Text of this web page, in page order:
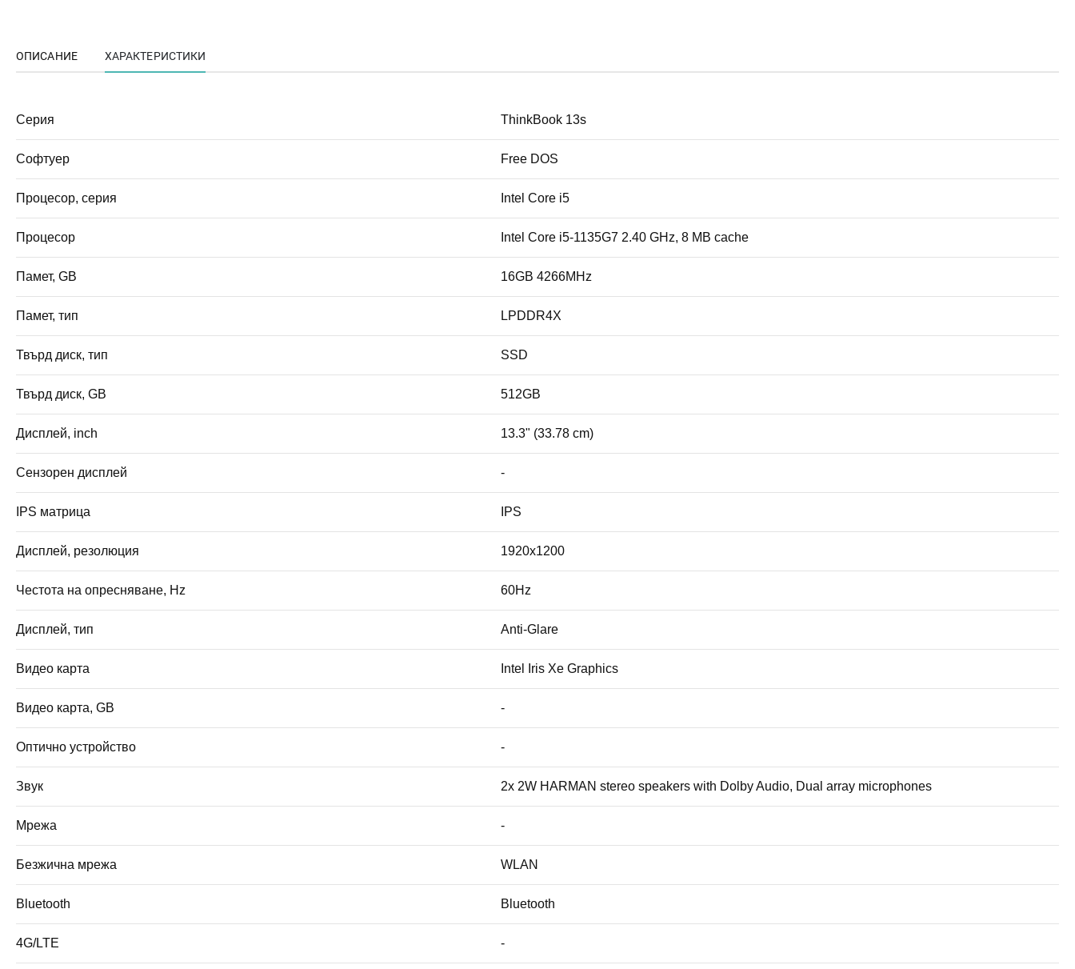
ОПИСАНИЕ ХАРАКТЕРИСТИКИ
Серия ThinkBook 13s
Софтуер Free DOS
Процесор, серия Intel Core i5
Процесор Intel Core i5-1135G7 2.40 GHz, 8 MB cache
Памет, GB 16GB 4266MHz
Памет, тип LPDDR4X
Твърд диск, тип SSD
Твърд диск, GB 512GB
Дисплей, inch 13.3" (33.78 cm)
Сензорен дисплей -
IPS матрица IPS
Дисплей, резолюция 1920x1200
Честота на опресняване, Hz 60Hz
Дисплей, тип Anti-Glare
Видео карта Intel Iris Xe Graphics
Видео карта, GB -
Оптично устройство -
Звук 2x 2W HARMAN stereo speakers with Dolby Audio, Dual array microphones
Мрежа -
Безжична мрежа WLAN
Bluetooth Bluetooth
4G/LTE -